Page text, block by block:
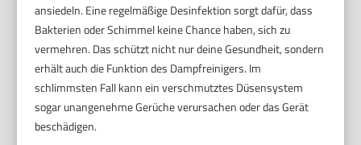
ansiedeln. Eine regelmäßige Desinfektion sorgt dafür, dass
Bakterien oder Schimmel keine Chance haben, sich zu
vermehren. Das schützt nicht nur deine Gesundheit, sondern
erhält auch die Funktion des Dampfreinigers. Im
schlimmsten Fall kann ein verschmutztes Düsensystem
sogar unangenehme Gerüche verursachen oder das Gerät
beschädigen.